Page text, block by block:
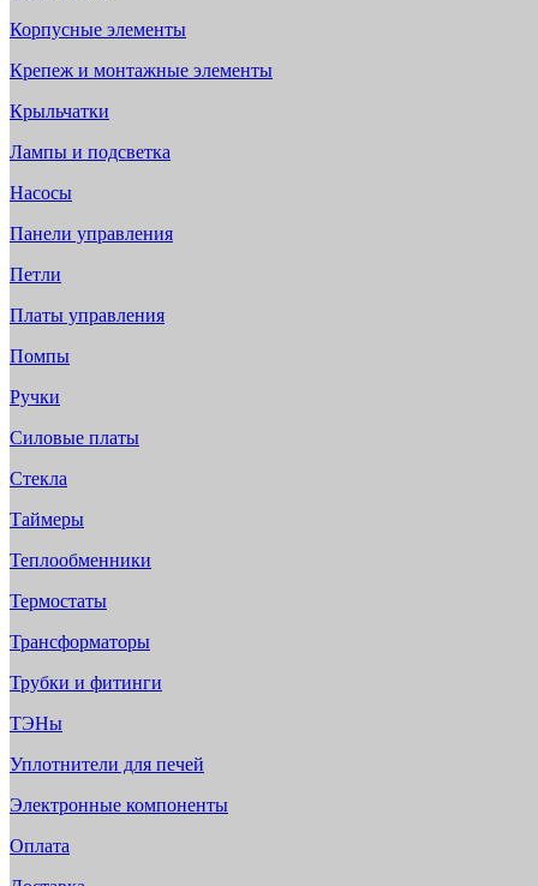
Корпусные элементы
Крепеж и монтажные элементы
Крыльчатки
Лампы и подсветка
Насосы
Панели управления
Петли
Платы управления
Помпы
Ручки
Силовые платы
Стекла
Таймеры
Теплообменники
Термостаты
Трансформаторы
Трубки и фитинги
ТЭНы
Уплотнители для печей
Электронные компоненты
Оплата